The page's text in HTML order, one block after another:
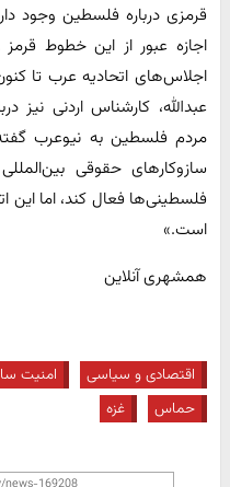
قرمزی درباره فلسطین وجود
اجازه عبور از این خطوط قرمز
اجلاس‌های اتحادیه عرب تا
عبدالله، کارشناس اردنی نیز
مردم فلسطین به نیوعرب
سازوکارهای حقوقی
فلسطینی‌ها فعال کند، اما این
است.»
همشهری آنلاین
اقتصادی و سیاسی امنیت
حماس
غزه